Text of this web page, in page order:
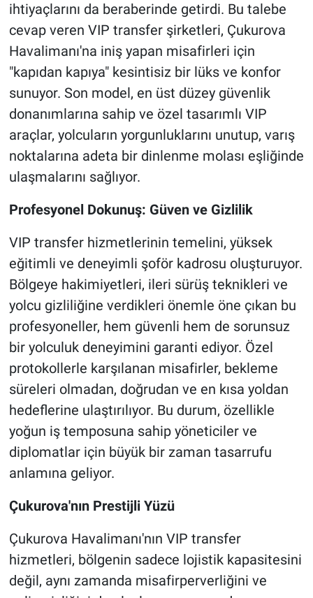
ihtiyaçlarını da beraberinde getirdi. Bu talebe
cevap veren VIP transfer şirketleri, Çukurova
Havalimanı'na iniş yapan misafirleri için
"kapıdan kapıya" kesintisiz bir lüks ve konfor
sunuyor. Son model, en üst düzey güvenlik
donanımlarına sahip ve özel tasarımlı VIP
araçlar, yolcuların yorgunluklarını unutup, varış
noktalarına adeta bir dinlenme molası eşliğinde
ulaşmalarını sağlıyor.
Profesyonel Dokunuş: Güven ve Gizlilik
VIP transfer hizmetlerinin temelini, yüksek
eğitimli ve deneyimli şoför kadrosu oluşturuyor.
Bölgeye hakimiyetleri, ileri sürüş teknikleri ve
yolcu gizliliğine verdikleri önemle öne çıkan bu
profesyoneller, hem güvenli hem de sorunsuz
bir yolculuk deneyimini garanti ediyor. Özel
protokollerle karşılanan misafirler, bekleme
süreleri olmadan, doğrudan ve en kısa yoldan
hedeflerine ulaştırılıyor. Bu durum, özellikle
yoğun iş temposuna sahip yöneticiler ve
diplomatlar için büyük bir zaman tasarrufu
anlamına geliyor.
Çukurova'nın Prestijli Yüzü
Çukurova Havalimanı'nın VIP transfer
hizmetleri, bölgenin sadece lojistik kapasitesini
değil, aynı zamanda misafirperverliğini ve